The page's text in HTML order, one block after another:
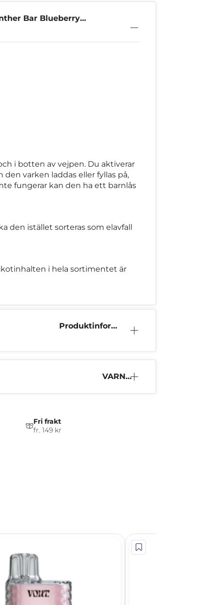
Bar Blueberry
i botten av vejpen. Du aktiverar
varken laddas eller fyllas på,
fungerar kan den ha ett barnlås
den istället sorteras som elavfall
i hela sortimentet är
Produktinform
VARNI
Fri frakt
fr. 149 kr